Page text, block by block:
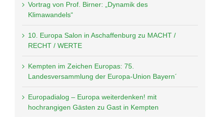
Vortrag von Prof. Birner: „Dynamik des
Klimawandels“
10. Europa Salon in Aschaffenburg zu MACHT /
RECHT / WERTE
Kempten im Zeichen Europas: 75.
Landesversammlung der Europa-Union Bayern´
Europadialog – Europa weiterdenken! mit
hochrangigen Gästen zu Gast in Kempten